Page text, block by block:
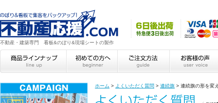
不動産・建築専門 看板&のぼり&現場シートの製作
ホーム > よくいただく質問 > 連続旗 > 連続旗の形を変